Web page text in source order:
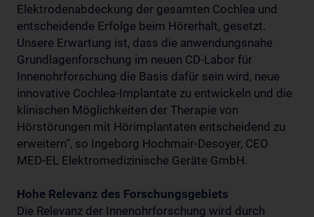
Elektrodenabdeckung der gesamten Cochlea und
entscheidende Erfolge beim Hörerhalt, gesetzt.
Unsere Erwartung ist, dass die anwendungsnahe
Grundlagenforschung im neuen CD-Labor für
Innenohrforschung die Basis dafür sein wird, neue
innovative Cochlea-Implantate zu entwickeln und die
klinischen Möglichkeiten der Therapie von
Hörstörungen mit Hörimplantaten entscheidend zu
erweitern“, so Ingeborg Hochmair-Desoyer, CEO
MED-EL Elektromedizinische Geräte GmbH.
Hohe Relevanz des Forschungsgebiets
Die Relevanz der Innenohrforschung wird durch